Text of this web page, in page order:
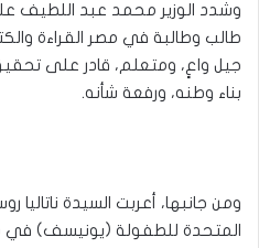
وشدد الوزير محمد عبد اللطيف
طالب وطالبة في مصر القراءة
جيل واعٍ، ومتعلم، قادر على
بناء وطنه، ورفعة شأنه.
ومن جانبها، أعربت السيدة
المتحدة للطفولة (يونيسف) في